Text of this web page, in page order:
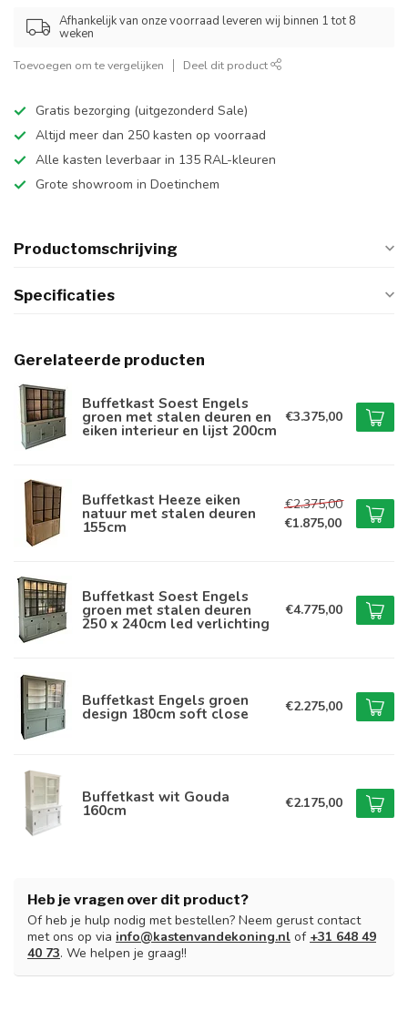
Afhankelijk van onze voorraad leveren wij binnen 1 tot 8
weken
Toevoegen om te vergelijken Deel dit product
Gratis bezorging (uitgezonderd Sale)
Altijd meer dan 250 kasten op voorraad
Alle kasten leverbaar in 135 RAL-kleuren
Grote showroom in Doetinchem
Productomschrijving
Specificaties
Gerelateerde producten
Buffetkast Soest Engels
groen met stalen deuren en
eiken interieur en lijst 200cm
€3.375,00
Buffetkast Heeze eiken
natuur met stalen deuren
155cm
€2.375,00
€1.875,00
Buffetkast Soest Engels
groen met stalen deuren
250 x 240cm led verlichting
€4.775,00
Buffetkast Engels groen
design 180cm soft close €2.275,00
Buffetkast wit Gouda
160cm €2.175,00
Heb je vragen over dit product?
Of heb je hulp nodig met bestellen? Neem gerust contact
met ons op via info@kastenvandekoning.nl of +31 648 49
40 73. We helpen je graag!!